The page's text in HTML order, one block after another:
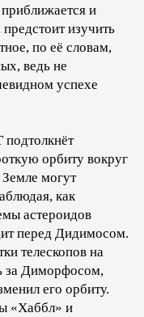
и
изучить
по её словам,
ведь не
успехе
подтолкнёт
орбиту вокруг
могут
как
астероидов
перед Дидимосом.
телескопов на
за Диморфосом,
его орбиту.
«Хаббл» и